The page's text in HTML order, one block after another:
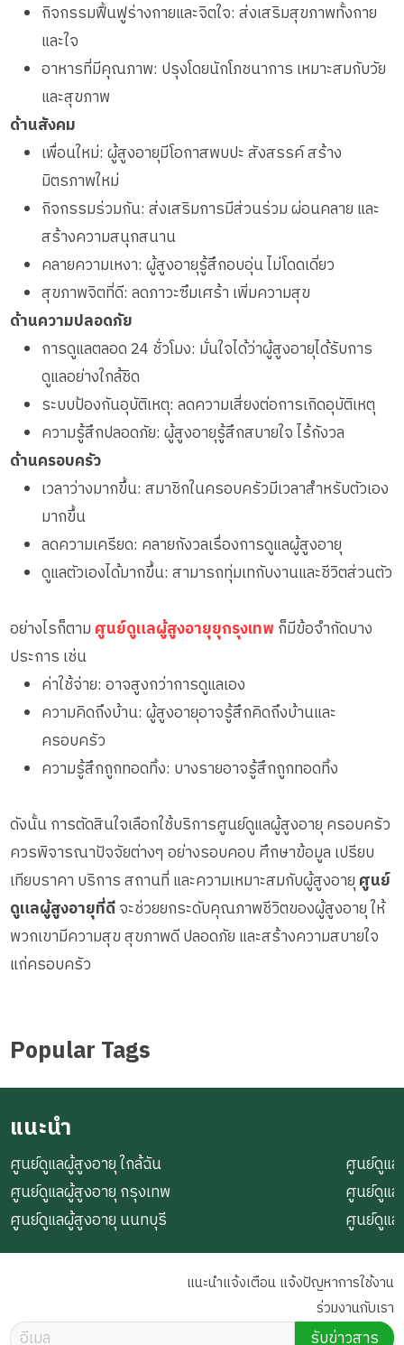
กิจกรรมฟื้นฟูร่างกายและจิตใจ: ส่งเสริมสุขภาพทั้งกาย
และใจ
อาหารที่มีคุณภาพ: ปรุงโดยนักโภชนาการ เหมาะสมกับวัย
และสุขภาพ
ด้านสังคม
เพื่อนใหม่: ผู้สูงอายุมีโอกาสพบปะ สังสรรค์ สร้าง
มิตรภาพใหม่
กิจกรรมร่วมกัน: ส่งเสริมการมีส่วนร่วม ผ่อนคลาย และ
สร้างความสนุกสนาน
คลายความเหงา: ผู้สูงอายุรู้สึกอบอุ่น ไม่โดดเดี่ยว
สุขภาพจิตที่ดี: ลดภาวะซึมเศร้า เพิ่มความสุข
ด้านความปลอดภัย
การดูแลตลอด 24 ชั่วโมง: มั่นใจได้ว่าผู้สูงอายุได้รับการ
ดูแลอย่างใกล้ชิด
ระบบป้องกันอุบัติเหตุ: ลดความเสี่ยงต่อการเกิดอุบัติเหตุ
ความรู้สึกปลอดภัย: ผู้สูงอายุรู้สึกสบายใจ ไร้กังวล
ด้านครอบครัว
เวลาว่างมากขึ้น: สมาชิกในครอบครัวมีเวลาสำหรับตัวเอง
มากขึ้น
ลดความเครียด: คลายกังวลเรื่องการดูแลผู้สูงอายุ
ดูแลตัวเองได้มากขึ้น: สามารถทุ่มเทกับงานและชีวิตส่วนตัว
อย่างไรก็ตาม ศูนย์ดูแลผู้สูงอายุยุกรุงเทพ ก็มีข้อจำกัดบาง
ประการ เช่น
ค่าใช้จ่าย: อาจสูงกว่าการดูแลเอง
ความคิดถึงบ้าน: ผู้สูงอายุอาจรู้สึกคิดถึงบ้านและ
ครอบครัว
ความรู้สึกถูกทอดทิ้ง: บางรายอาจรู้สึกถูกทอดทิ้ง
ดังนั้น การตัดสินใจเลือกใช้บริการศูนย์ดูแลผู้สูงอายุ ครอบครัว
ควรพิจารณาปัจจัยต่างๆ อย่างรอบคอบ ศึกษาข้อมูล เปรียบ
เทียบราคา บริการ สถานที่ และความเหมาะสมกับผู้สูงอายุศูนย์
ดูแลผู้สูงอายุที่ดีจะช่วยยกระดับคุณภาพชีวิตของผู้สูงอายุ ให้
พวกเขามีความสุข สุขภาพดี ปลอดภัย และสร้างความสบายใจ
แก่ครอบครัว
Popular Tags
แนะนำ
ศูนย์ดูแลผู้สูงอายุ ใกล้ฉัน
ศูนย์ดูแลผู้สูงอายุ กรุงเทพ
ศูนย์ดูแลผู้สูงอายุ นนทบุรี
ศูนย์ดูแ
ศูนย์ดูแ
ศูนย์ดูแ
แนะนำแจ้งเตือน แจ้งปัญหาการใช้งาน
ร่วมงานกับเรา
รับข่าวสาร